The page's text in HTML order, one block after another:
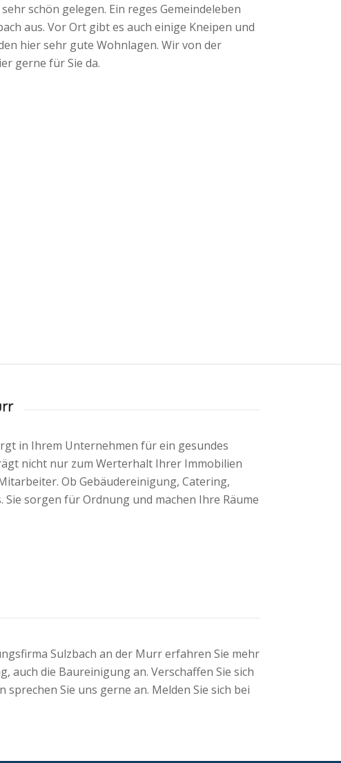
schön gelegen. Ein reges Gemeindeleben
aus. Vor Ort gibt es auch einige Kneipen und
hier sehr gute Wohnlagen. Wir von der
gerne für Sie da.
in Ihrem Unternehmen für ein gesundes
nicht nur zum Werterhalt Ihrer Immobilien
Ob Gebäudereinigung, Catering,
sorgen für Ordnung und machen Ihre Räume
Sulzbach an der Murr erfahren Sie mehr
die Baureinigung an. Verschaffen Sie sich
Sie uns gerne an. Melden Sie sich bei